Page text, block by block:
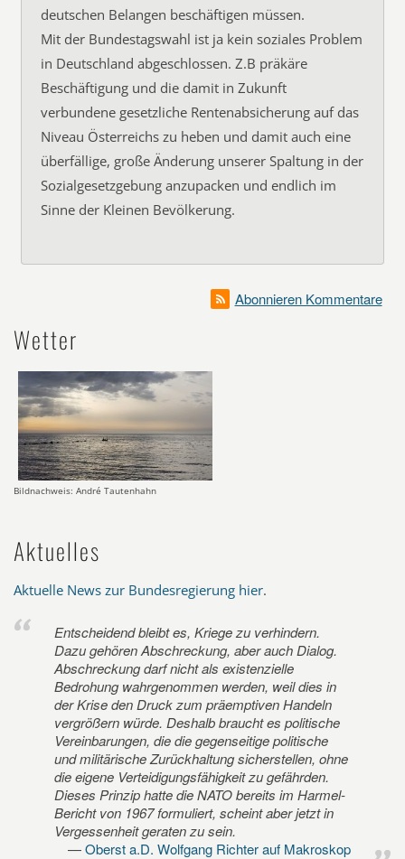
deutschen Belangen beschäftigen müssen.
Mit der Bundestagswahl ist ja kein soziales Problem
in Deutschland abgeschlossen. Z.B präkäre
Beschäftigung und die damit in Zukunft
verbundene gesetzliche Rentenabsicherung auf das
Niveau Österreichs zu heben und damit auch eine
überfällige, große Änderung unserer Spaltung in der
Sozialgesetzgebung anzupacken und endlich im
Sinne der Kleinen Bevölkerung.
Abonnieren Kommentare
Wetter
Bildnachweis: André Tautenhahn
Aktuelles
Aktuelle News zur Bundesregierung hier.
Entscheidend bleibt es, Kriege zu verhindern.
Dazu gehören Abschreckung, aber auch Dialog.
Abschreckung darf nicht als existenzielle
Bedrohung wahrgenommen werden, weil dies in
der Krise den Druck zum präemptiven Handeln
vergrößern würde. Deshalb braucht es politische
Vereinbarungen, die die gegenseitige politische
und militärische Zurückhaltung sicherstellen, ohne
die eigene Verteidigungsfähigkeit zu gefährden.
Dieses Prinzip hatte die NATO bereits im Harmel-
Bericht von 1967 formuliert, scheint aber jetzt in
Vergessenheit geraten zu sein.
Oberst a.D. Wolfgang Richter auf Makroskop